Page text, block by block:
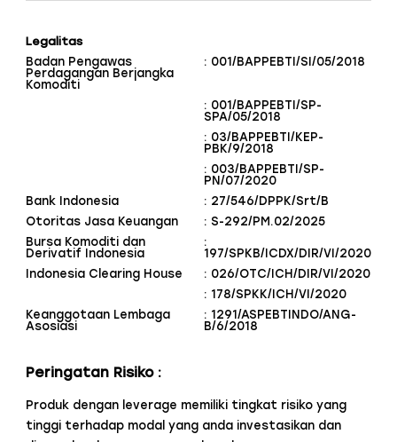
Legalitas
Badan Pengawas
Perdagangan Berjangka
Komoditi
: 001/BAPPEBTI/SI/05/2018
: 001/BAPPEBTI/SP-
SPA/05/2018
: 03/BAPPEBTI/KEP-
PBK/9/2018
: 003/BAPPEBTI/SP-
PN/07/2020
Bank Indonesia
: 27/546/DPPK/Srt/B
Otoritas Jasa Keuangan
: S-292/PM.02/2025
Bursa Komoditi dan
Derivatif Indonesia
:
197/SPKB/ICDX/DIR/VI/2020
Indonesia Clearing House
: 026/OTC/ICH/DIR/VI/2020
: 178/SPKK/ICH/VI/2020
Keanggotaan Lembaga
Asosiasi
: 1291/ASPEBTINDO/ANG-
B/6/2018
Peringatan Risiko :
Produk dengan leverage memiliki tingkat risiko yang
tinggi terhadap modal yang anda investasikan dan